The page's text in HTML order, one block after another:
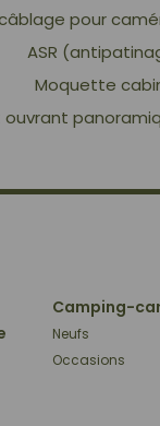
pour
ASR
Moquette
ouvrant
Camping-
Neufs
Occasions